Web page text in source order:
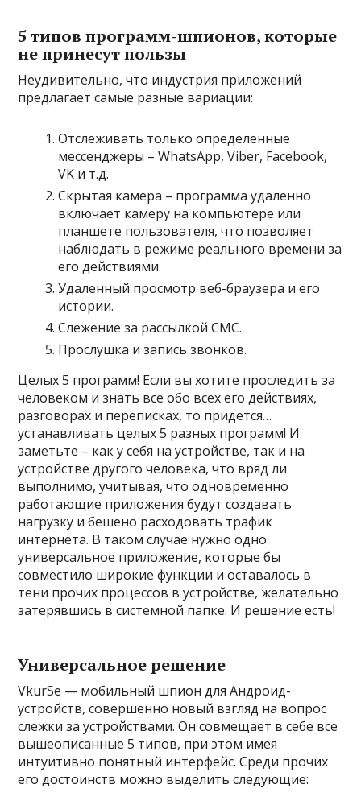
5 типов программ-шпионов, которые
не принесут пользы
Неудивительно, что индустрия приложений
предлагает самые разные вариации:
Отслеживать только определенные
мессенджеры – WhatsApp, Viber, Facebook,
VK и т.д.
Скрытая камера – программа удаленно
включает камеру на компьютере или
планшете пользователя, что позволяет
наблюдать в режиме реального времени за
его действиями.
Удаленный просмотр веб-браузера и его
истории.
Слежение за рассылкой СМС.
Прослушка и запись звонков.
Целых 5 программ! Если вы хотите проследить за
человеком и знать все обо всех его действиях,
разговорах и переписках, то придется…
устанавливать целых 5 разных программ! И
заметьте – как у себя на устройстве, так и на
устройстве другого человека, что вряд ли
выполнимо, учитывая, что одновременно
работающие приложения будут создавать
нагрузку и бешено расходовать трафик
интернета. В таком случае нужно одно
универсальное приложение, которые бы
совместило широкие функции и оставалось в
тени прочих процессов в устройстве, желательно
затерявшись в системной папке. И решение есть!
Универсальное решение
VkurSe — мобильный шпион для Андроид-
устройств, совершенно новый взгляд на вопрос
слежки за устройствами. Он совмещает в себе все
вышеописанные 5 типов, при этом имея
интуитивно понятный интерфейс. Среди прочих
его достоинств можно выделить следующие: